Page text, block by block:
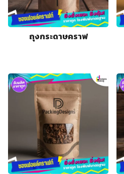
ถุงกระดาษคราฟ